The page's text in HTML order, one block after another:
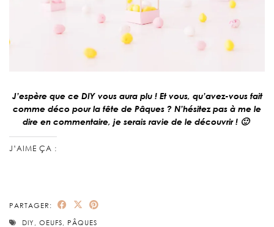
J’espère que ce DIY vous aura plu ! Et vous, qu’avez-vous fait
comme déco pour la fête de Pâques ? N’hésitez pas à me le
dire en commentaire, je serais ravie de le découvrir ! 🙂
J’AIME ÇA :
PARTAGER:
DIY OEUFS PÂQUES